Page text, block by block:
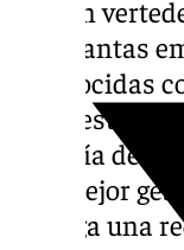
cero en
dos plantas
reconocidas
en su
filosofía de
una mejor
consiga una